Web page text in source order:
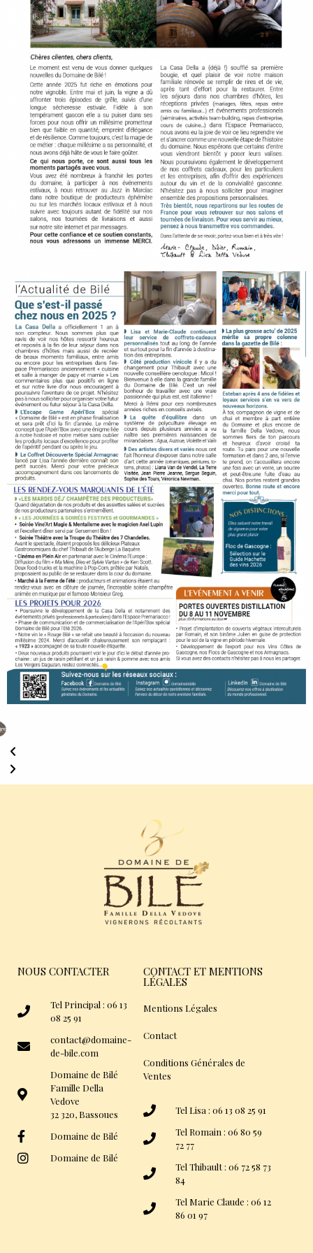
NOUS CONTACTER
Tel Principal : 06 13
08 25 91
contact@domaine-
de-bile.com
Domaine de Bilé
Famille Della
Vedove
32 320, Bassoues
Domaine de Bilé
Domaine de Bilé
CONTACT ET MENTIONS
LÉGALES
Mentions Légales
Contact
Conditions Générales de
Ventes
Tel Lisa : 06 13 08 25 91
Tel Romain : 06 80 59
72 77
Tel Thibault : 06 72 58 73
84
Tel Marie Claude : 06 12
86 01 97